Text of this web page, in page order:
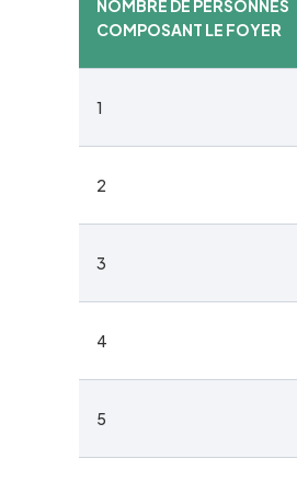
NOMBRE DE PERSONNES
COMPOSANT LE FOYER
1
2
3
4
5